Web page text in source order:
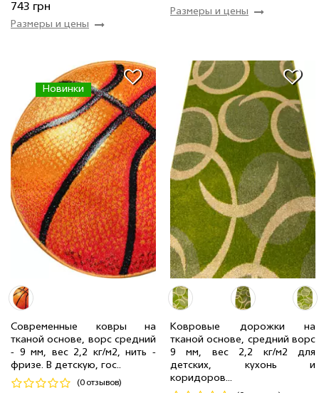
743 грн
Размеры и цены
Размеры и цены
Новинки
Современные ковры на
тканой основе, ворс средний
- 9 мм, вес 2,2 кг/м2, нить -
фризе. В детскую, гос..
(0 отзывов)
0.80 x 0.80 м 20 шт 491 грн
0.67 x 0.67 м 14 шт
344 грн
1.00 x 1.00 м
6 шт 767 грн
Код 18752
Ковровые дорожки на
тканой основе, средний ворс
9 мм, вес 2,2 кг/м2 для
детских, кухонь и
коридоров...
0.80 м 1 мп
614 грн/мп
1.00 м
5 мп 767 грн/мп
Код 19499